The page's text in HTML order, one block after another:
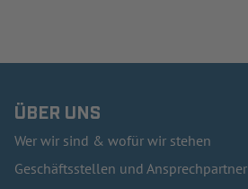
ÜBER UNS
Wer wir sind & wofür wir stehen
Geschäftsstellen und Ansprechpartner